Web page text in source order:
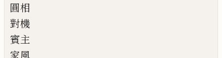
圓相
對機
賓主
家風